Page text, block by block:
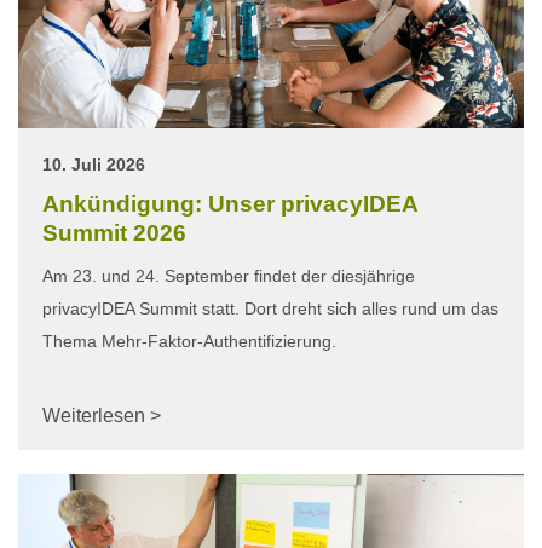
10. Juli 2026
Ankündigung: Unser privacyIDEA
Summit 2026
Am 23. und 24. September findet der diesjährige
privacyIDEA Summit statt. Dort dreht sich alles rund um das
Thema Mehr-Faktor-Authentifizierung.
Weiterlesen >